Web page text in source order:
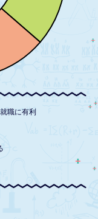
就職に有利